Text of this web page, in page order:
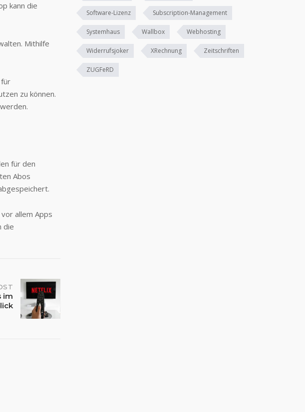
kann die
Mithilfe
zu können.
für den
Abos
allem Apps
die
im
Software-Lizenz Subscription-Management
Systemhaus Wallbox Webhosting
Widerrufsjoker XRechnung Zeitschriften
ZUGFeRD